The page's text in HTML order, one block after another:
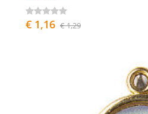
€ 1,16 € 1,29